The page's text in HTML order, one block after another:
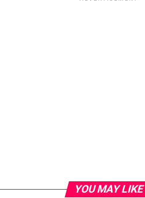
YOU MAY LIKE